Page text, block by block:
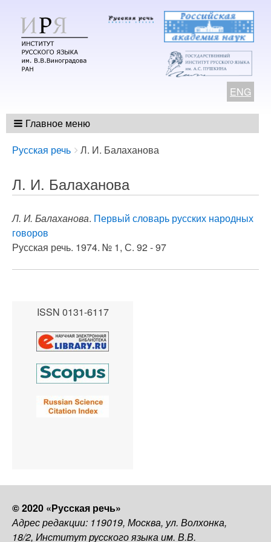
ENG
Главное меню
Breadcrumbs
You
here:
Русская речь Л. И. Балаханова
Л. И. Балаханова
Л. И. Балаханова. Первый словарь русских народных
говоров
Русская речь. 1974. № 1, С. 92 - 97
ISSN 0131-6117
© 2020 «Русская речь»
Адрес редакции: 119019, Москва, ул. Волхонка,
18/2, Институт русского языка им. В.В.